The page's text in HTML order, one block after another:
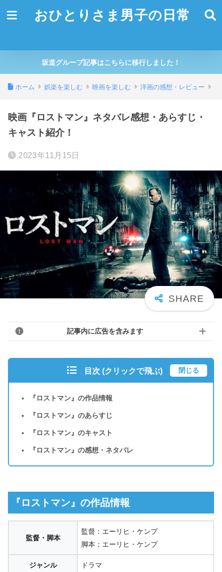
おひとりさま男子の日常
坂道グループ記事はこちらに移行しました！
ホーム 娯楽を楽しむ 映画を楽しむ 洋画の感想・レビュー
映画『ロストマン』ネタバレ感想・あらすじ・
キャスト紹介！
2023年11月15日
記事内に広告を含みます
目次 (クリックで飛ぶ) 閉じる
『ロストマン』の作品情報
『ロストマン』のあらすじ
『ロストマン』のキャスト
『ロストマン』の感想・ネタバレ
『ロストマン』の作品情報
監督・脚本
監督：エーリヒ・ケンプ
脚本：エーリヒ・ケンプ
ジャンル ドラマ